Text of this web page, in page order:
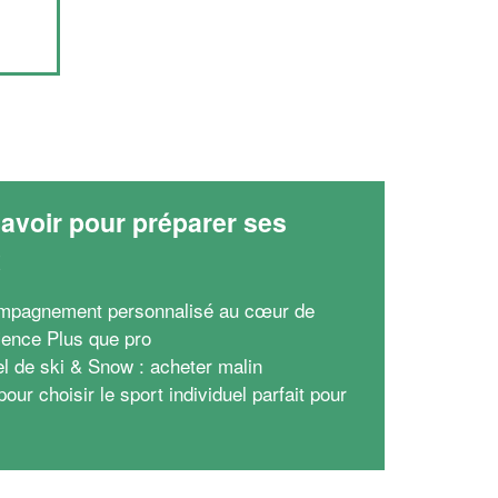
pour préparer ses
personnalisé au cœur de
Plus que pro
de ski & Snow : acheter malin
choisir le sport individuel parfait pour